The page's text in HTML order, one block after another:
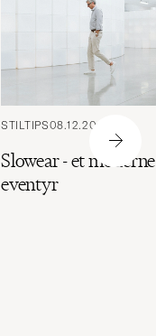
STILTIPS08.12.2018
Slowear - et moderne
eventyr